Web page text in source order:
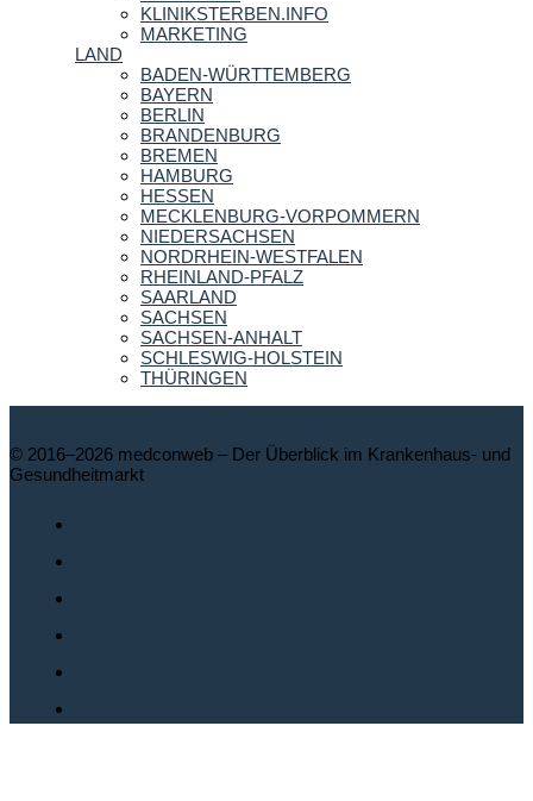
KLINIKSTERBEN.INFO
MARKETING
LAND
BADEN-WÜRTTEMBERG
BAYERN
BERLIN
BRANDENBURG
BREMEN
HAMBURG
HESSEN
MECKLENBURG-VORPOMMERN
NIEDERSACHSEN
NORDRHEIN-WESTFALEN
RHEINLAND-PFALZ
SAARLAND
SACHSEN
SACHSEN-ANHALT
SCHLESWIG-HOLSTEIN
THÜRINGEN
© 2016–2026 medconweb – Der Überblick im Krankenhaus- und
Gesundheitmarkt